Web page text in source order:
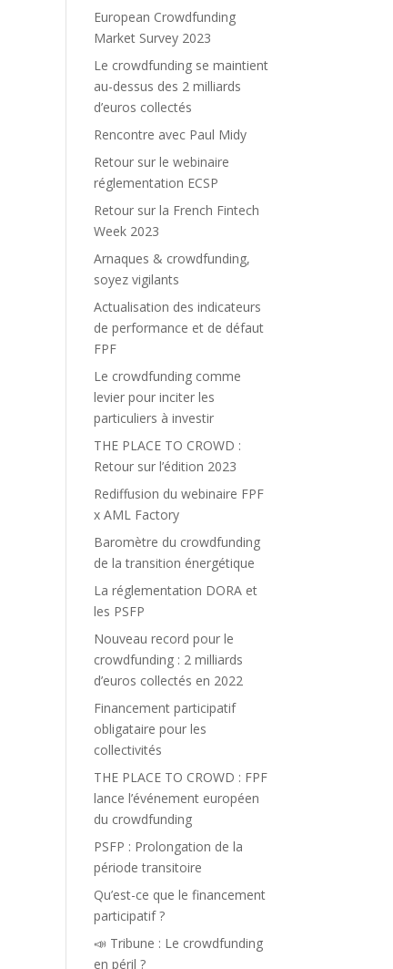
European Crowdfunding
Market Survey 2023
Le crowdfunding se maintient
au-dessus des 2 milliards
d’euros collectés
Rencontre avec Paul Midy
Retour sur le webinaire
réglementation ECSP
Retour sur la French Fintech
Week 2023
Arnaques & crowdfunding,
soyez vigilants
Actualisation des indicateurs
de performance et de défaut
FPF
Le crowdfunding comme
levier pour inciter les
particuliers à investir
THE PLACE TO CROWD :
Retour sur l’édition 2023
Rediffusion du webinaire FPF
x AML Factory
Baromètre du crowdfunding
de la transition énergétique
La réglementation DORA et
les PSFP
Nouveau record pour le
crowdfunding : 2 milliards
d’euros collectés en 2022
Financement participatif
obligataire pour les
collectivités
THE PLACE TO CROWD : FPF
lance l’événement européen
du crowdfunding
PSFP : Prolongation de la
période transitoire
Qu’est-ce que le financement
participatif ?
📣 Tribune : Le crowdfunding
en péril ?